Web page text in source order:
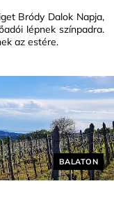
Helyszín
BALATON
Bródy Dalok Napja,
lépnek színpadra.
az estére.